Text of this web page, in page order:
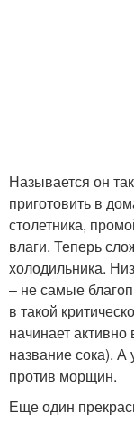
Называется он
приготовить в
столетника,
влаги. Теперь
холодильника.
– не самые
в такой
начинает
название сока).
против морщин.
Еще один